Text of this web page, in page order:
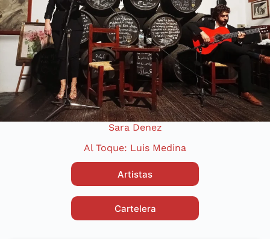
Sara Denez
Al Toque: Luis Medina
Artistas
Cartelera